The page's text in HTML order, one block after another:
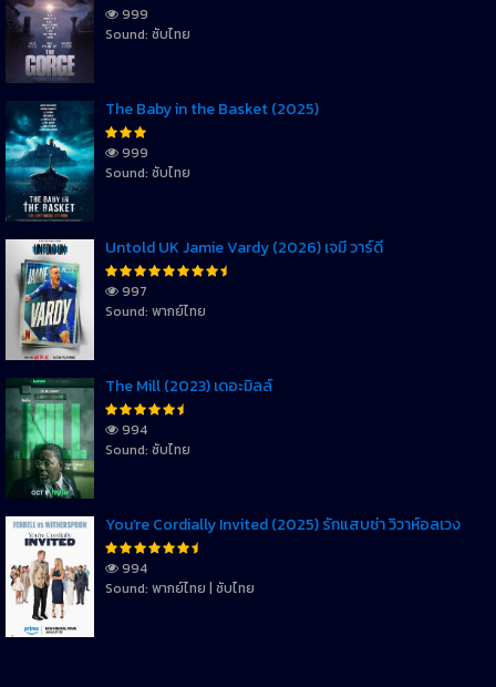
999
Sound: ซับไทย
The Baby in the Basket (2025)
999
Sound: ซับไทย
Untold UK Jamie Vardy (2026) เจมี่ วาร์ดี้
997
Sound: พากย์ไทย
The Mill (2023) เดอะมิลล์
994
Sound: ซับไทย
You’re Cordially Invited (2025) รักแสบซ่า วิวาห์อลเวง
994
Sound: พากย์ไทย | ซับไทย